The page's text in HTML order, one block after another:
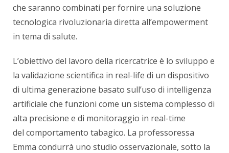
che saranno combinati per fornire una soluzione
tecnologica rivoluzionaria diretta all’empowerment
in tema di salute.
L’obiettivo del lavoro della ricercatrice è lo sviluppo e
la validazione scientifica in real-life di un dispositivo
di ultima generazione basato sull’uso di intelligenza
artificiale che funzioni come un sistema complesso di
alta precisione e di monitoraggio in real-time
del comportamento tabagico. La professoressa
Emma condurrà uno studio osservazionale, sotto la